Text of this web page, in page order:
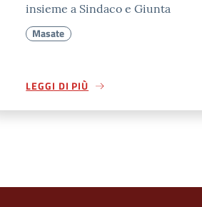
insieme a Sindaco e Giunta
Masate
LEGGI DI PIÙ